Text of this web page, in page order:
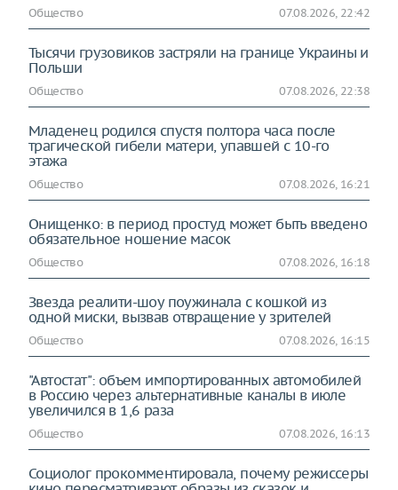
Общество 07.08.2026, 22:42
Тысячи грузовиков застряли на границе Украины и
Польши
Общество 07.08.2026, 22:38
Младенец родился спустя полтора часа после
трагической гибели матери, упавшей с 10-го
этажа
Общество 07.08.2026, 16:21
Онищенко: в период простуд может быть введено
обязательное ношение масок
Общество 07.08.2026, 16:18
Звезда реалити-шоу поужинала с кошкой из
одной миски, вызвав отвращение у зрителей
Общество 07.08.2026, 16:15
"Автостат": объем импортированных автомобилей
в Россию через альтернативные каналы в июле
увеличился в 1,6 раза
Общество 07.08.2026, 16:13
Социолог прокомментировала, почему режиссеры